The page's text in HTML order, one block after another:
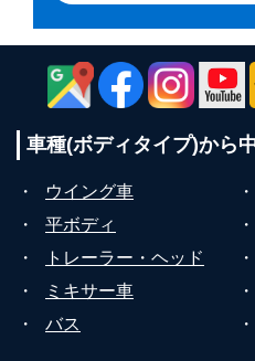
車種(ボディタイプ)から
・ ウイング車 ・
・
平ボディ ・
・
トレーラー・ヘッド ・
・
ミキサー車 ・
・
バス ・